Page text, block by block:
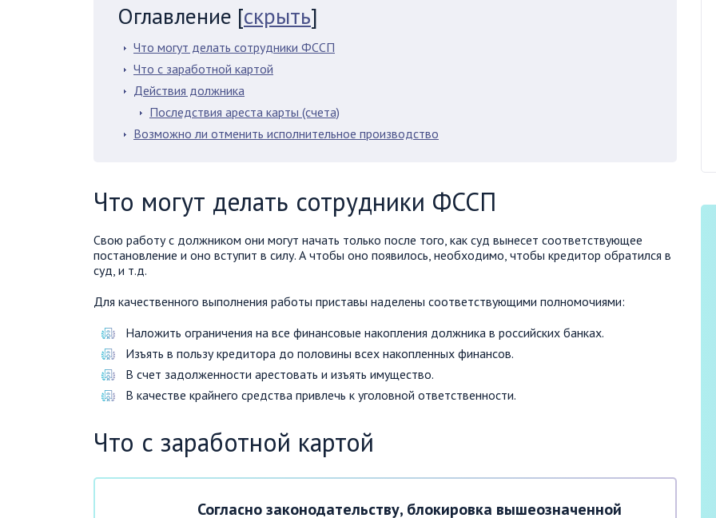
Оглавление [скрыть]
Что могут делать сотрудники ФССП
Что с заработной картой
Действия должника
Последствия ареста карты (счета)
Возможно ли отменить исполнительное производство
Что могут делать сотрудники ФССП
Свою работу с должником они могут начать только после того, как суд вынесет соответствующее
постановление и оно вступит в силу. А чтобы оно появилось, необходимо, чтобы кредитор обратился в
суд, и т.д.
Для качественного выполнения работы приставы наделены соответствующими полномочиями:
Наложить ограничения на все финансовые накопления должника в российских банках.
Изъять в пользу кредитора до половины всех накопленных финансов.
В счет задолженности арестовать и изъять имущество.
В качестве крайнего средства привлечь к уголовной ответственности.
Что с заработной картой
Согласно законодательству, блокировка вышеозначенной